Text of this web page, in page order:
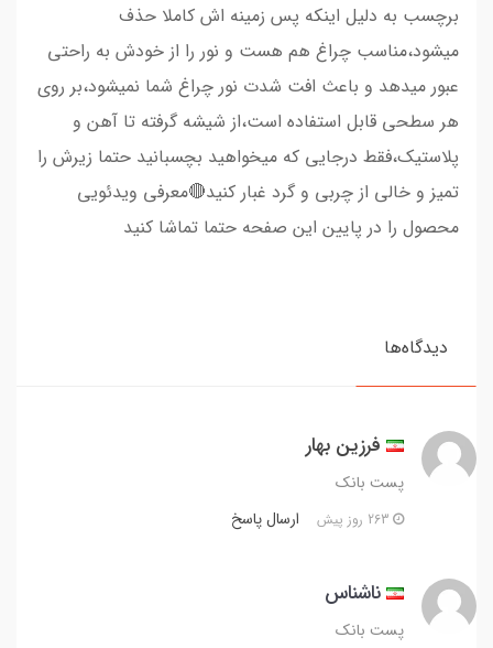
برچسب به دلیل اینکه پس زمینه اش کاملا حذف
میشود،مناسب چراغ هم هست و نور را از خودش به راحتی
عبور میدهد و باعث افت شدت نور چراغ شما نمیشود،بر روی
هر سطحی قابل استفاده است،از شیشه گرفته تا آهن و
پلاستیک،فقط درجایی که میخواهید بچسبانید حتما زیرش را
تمیز و خالی از چربی و گرد غبار کنید🔴معرفی ویدئویی
محصول را در پایین این صفحه حتما تماشا کنید
دیدگاه‌ها
فرزین بهار
پست بانک
ارسال پاسخ
ناشناس
پست بانک